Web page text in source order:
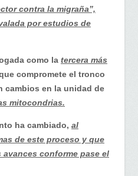
contra la migraña”,
por estudios de
como la tercera más
compromete el tronco
cambios en la unidad de
mitocondrias.
ha cambiado, al
de este proceso y que
avances conforme pase el